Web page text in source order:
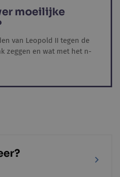
moeilijke
van Leopold II tegen de
zeggen en wat met het n-